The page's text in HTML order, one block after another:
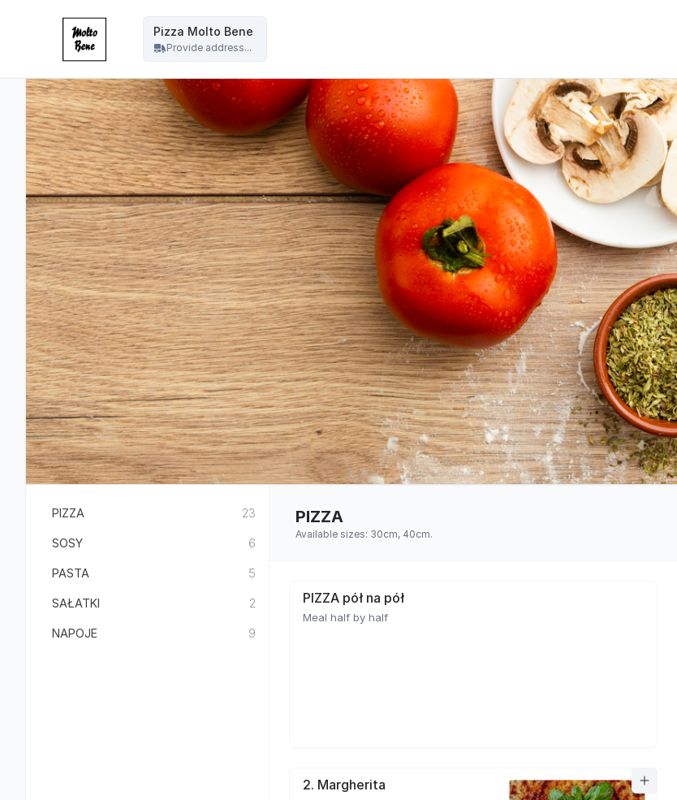
Pizza Molto Bene
Provide address...
PIZZA 23
SOSY 6
PASTA 5
SAŁATKI 2
NAPOJE 9
PIZZA
Available sizes: 30cm, 40cm.
PIZZA pół na pół
Meal half by half
2. Margherita